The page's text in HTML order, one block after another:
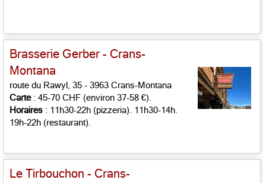
Brasserie Gerber - Crans-
Montana
route du Rawyl, 35 - 3963 Crans-Montana
Carte: 45-70 CHF (environ 37-58 €).
Horaires : 11h30-22h (pizzeria). 11h30-14h.
19h-22h (restaurant).
Le Tirbouchon - Crans-